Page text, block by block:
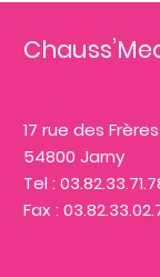
17 rue des
54800 Jarny
Tel :
Fax :